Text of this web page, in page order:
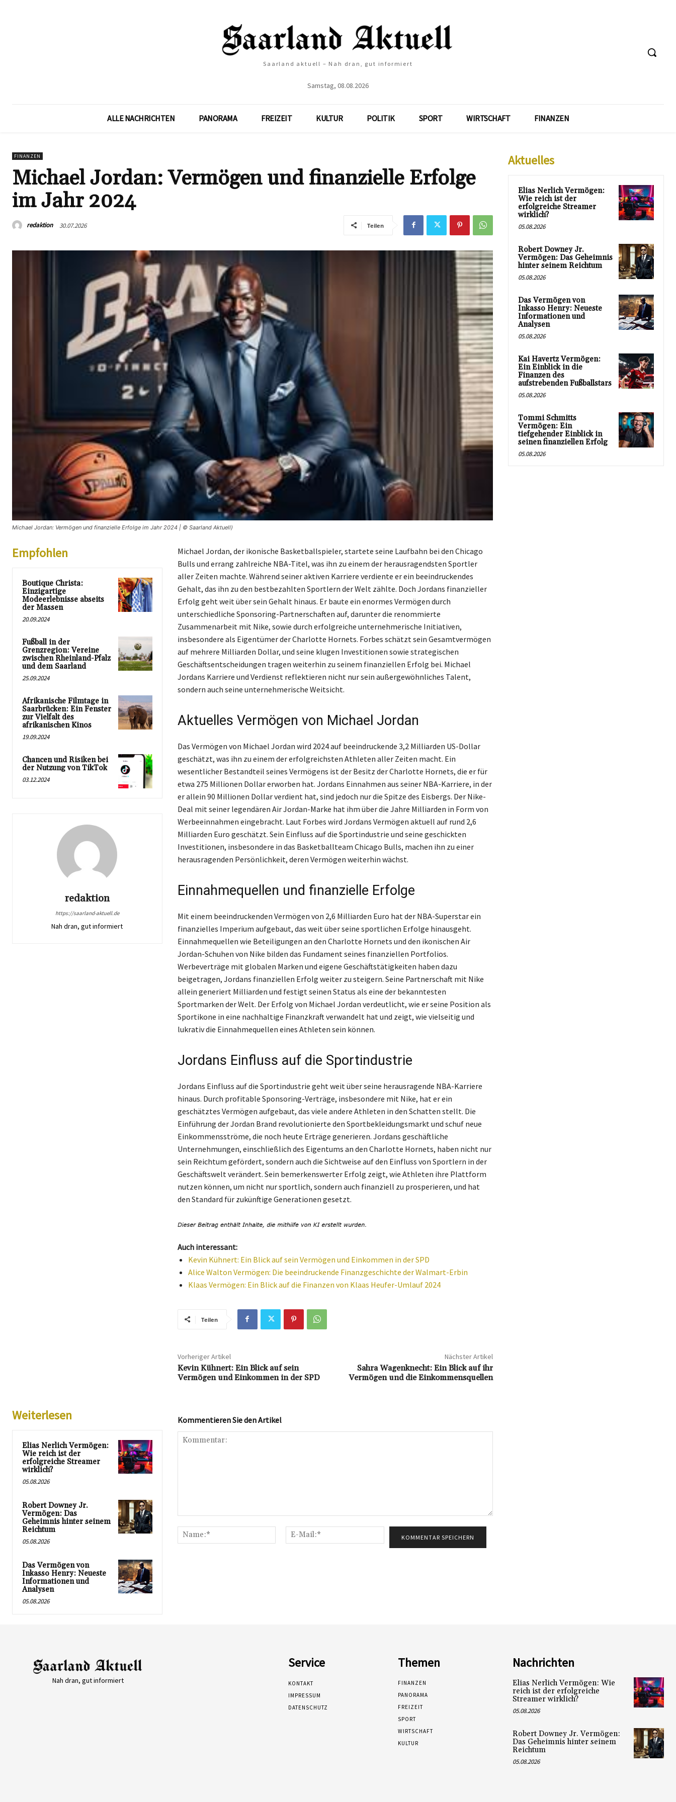
Saarland aktuell – Nah dran, gut informiert
Samstag, 08.08.2026
ALLE NACHRICHTEN PANORAMA FREIZEIT KULTUR POLITIK SPORT WIRTSCHAFT FINANZEN
FINANZEN
Michael Jordan: Vermögen und finanzielle Erfolge
im Jahr 2024
redaktion 30.07.2026 Teilen
Michael Jordan: Vermögen und finanzielle Erfolge im Jahr 2024 | © Saarland Aktuell)
Empfohlen
Boutique Christa:
Einzigartige
Modeerlebnisse abseits
der Massen
20.09.2024
Fußball in der
Grenzregion: Vereine
zwischen Rheinland-Pfalz
und dem Saarland
25.09.2024
Afrikanische Filmtage in
Saarbrücken: Ein Fenster
zur Vielfalt des
afrikanischen Kinos
19.09.2024
Chancen und Risiken bei
der Nutzung von TikTok
03.12.2024
redaktion
https://saarland-aktuell.de
Nah dran, gut informiert
Michael Jordan, der ikonische Basketballspieler, startete seine Laufbahn bei den Chicago
Bulls und errang zahlreiche NBA-Titel, was ihn zu einem der herausragendsten Sportler
aller Zeiten machte. Während seiner aktiven Karriere verdiente er ein beeindruckendes
Gehalt, das ihn zu den bestbezahlten Sportlern der Welt zählte. Doch Jordans finanzieller
Erfolg geht weit über sein Gehalt hinaus. Er baute ein enormes Vermögen durch
unterschiedliche Sponsoring-Partnerschaften auf, darunter die renommierte
Zusammenarbeit mit Nike, sowie durch erfolgreiche unternehmerische Initiativen,
insbesondere als Eigentümer der Charlotte Hornets. Forbes schätzt sein Gesamtvermögen
auf mehrere Milliarden Dollar, und seine klugen Investitionen sowie strategischen
Geschäftsentscheidungen tragen weiterhin zu seinem finanziellen Erfolg bei. Michael
Jordans Karriere und Verdienst reflektieren nicht nur sein außergewöhnliches Talent,
sondern auch seine unternehmerische Weitsicht.
Aktuelles Vermögen von Michael Jordan
Das Vermögen von Michael Jordan wird 2024 auf beeindruckende 3,2 Milliarden US-Dollar
geschätzt, was ihn zu einem der erfolgreichsten Athleten aller Zeiten macht. Ein
wesentlicher Bestandteil seines Vermögens ist der Besitz der Charlotte Hornets, die er für
etwa 275 Millionen Dollar erworben hat. Jordans Einnahmen aus seiner NBA-Karriere, in der
er allein 90 Millionen Dollar verdient hat, sind jedoch nur die Spitze des Eisbergs. Der Nike-
Deal mit seiner legendären Air Jordan-Marke hat ihm über die Jahre Milliarden in Form von
Werbeeinnahmen eingebracht. Laut Forbes wird Jordans Vermögen aktuell auf rund 2,6
Milliarden Euro geschätzt. Sein Einfluss auf die Sportindustrie und seine geschickten
Investitionen, insbesondere in das Basketballteam Chicago Bulls, machen ihn zu einer
herausragenden Persönlichkeit, deren Vermögen weiterhin wächst.
Einnahmequellen und finanzielle Erfolge
Mit einem beeindruckenden Vermögen von 2,6 Milliarden Euro hat der NBA-Superstar ein
finanzielles Imperium aufgebaut, das weit über seine sportlichen Erfolge hinausgeht.
Einnahmequellen wie Beteiligungen an den Charlotte Hornets und den ikonischen Air
Jordan-Schuhen von Nike bilden das Fundament seines finanziellen Portfolios.
Werbeverträge mit globalen Marken und eigene Geschäftstätigkeiten haben dazu
beigetragen, Jordans finanziellen Erfolg weiter zu steigern. Seine Partnerschaft mit Nike
allein generiert Milliarden und festigt seinen Status als eine der bekanntesten
Sportmarken der Welt. Der Erfolg von Michael Jordan verdeutlicht, wie er seine Position als
Sportikone in eine nachhaltige Finanzkraft verwandelt hat und zeigt, wie vielseitig und
lukrativ die Einnahmequellen eines Athleten sein können.
Jordans Einfluss auf die Sportindustrie
Jordans Einfluss auf die Sportindustrie geht weit über seine herausragende NBA-Karriere
hinaus. Durch profitable Sponsoring-Verträge, insbesondere mit Nike, hat er ein
geschätztes Vermögen aufgebaut, das viele andere Athleten in den Schatten stellt. Die
Einführung der Jordan Brand revolutionierte den Sportbekleidungsmarkt und schuf neue
Einkommensströme, die noch heute Erträge generieren. Jordans geschäftliche
Unternehmungen, einschließlich des Eigentums an den Charlotte Hornets, haben nicht nur
sein Reichtum gefördert, sondern auch die Sichtweise auf den Einfluss von Sportlern in der
Geschäftswelt verändert. Sein bemerkenswerter Erfolg zeigt, wie Athleten ihre Plattform
nutzen können, um nicht nur sportlich, sondern auch finanziell zu prosperieren, und hat
den Standard für zukünftige Generationen gesetzt.
Auch interessant:
Kevin Kühnert: Ein Blick auf sein Vermögen und Einkommen in der SPD
Alice Walton Vermögen: Die beeindruckende Finanzgeschichte der Walmart-Erbin
Klaas Vermögen: Ein Blick auf die Finanzen von Klaas Heufer-Umlauf 2024
Teilen
Vorheriger Artikel
Kevin Kühnert: Ein Blick auf sein
Vermögen und Einkommen in der SPD
Nächster Artikel
Sahra Wagenknecht: Ein Blick auf ihr
Vermögen und die Einkommensquellen
Weiterlesen
Elias Nerlich Vermögen:
Wie reich ist der
erfolgreiche Streamer
wirklich?
05.08.2026
Robert Downey Jr.
Vermögen: Das
Geheimnis hinter seinem
Reichtum
05.08.2026
Das Vermögen von
Inkasso Henry: Neueste
Informationen und
Analysen
05.08.2026
Kommentieren Sie den Artikel
Name:*
Mail:*
Aktuelles
Elias Nerlich Vermögen:
Wie reich ist der
erfolgreiche Streamer
wirklich?
05.08.2026
Robert Downey Jr.
Vermögen: Das Geheimnis
hinter seinem Reichtum
05.08.2026
Das Vermögen von
Inkasso Henry: Neueste
Informationen und
Analysen
05.08.2026
Kai Havertz Vermögen:
Ein Einblick in die
Finanzen des
aufstrebenden Fußballstars
05.08.2026
Tommi Schmitts
Vermögen: Ein
tiefgehender Einblick in
seinen finanziellen Erfolg
05.08.2026
Nah dran, gut informiert
Service
KONTAKT
IMPRESSUM
DATENSCHUTZ
Themen
FINANZEN
PANORAMA
FREIZEIT
SPORT
WIRTSCHAFT
KULTUR
Nachrichten
Elias Nerlich Vermögen: Wie
reich ist der erfolgreiche
Streamer wirklich?
05.08.2026
Robert Downey Jr. Vermögen:
Das Geheimnis hinter seinem
Reichtum
05.08.2026